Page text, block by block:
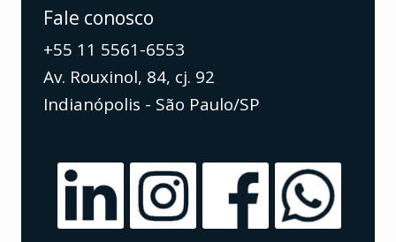
Fale conosco
+55 11 5561-6553
Av. Rouxinol, 84, cj. 92
Indianópolis - São Paulo/SP